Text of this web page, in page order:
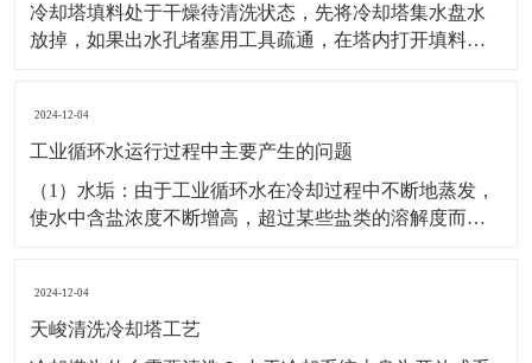
冷却塔填料处于干燥待清洗状态，先将冷却塔集水盘水
放掉，如果出水孔堵塞用工具疏通，在塔内打开填料固
冷却塔底盘积水盘中依次加入缓蚀剂后,除垢剂、粘泥剥
离剂等清洗剂药液，并混合均匀，工作人员进入冷却塔
2024-12-04
工业循环水运行过程中主要产生的问题
（1）水垢：由于工业循环水在冷却过程中不断地蒸发，
使水中含盐浓度不断增高，超过某些盐类的溶解度而沉
使传热系数降低了百分之20。 （2）污垢：污垢主要由水
中的有机物、微生物菌落和分泌物、泥沙、粉尘
2024-12-04
天峻清洗冷却塔工艺